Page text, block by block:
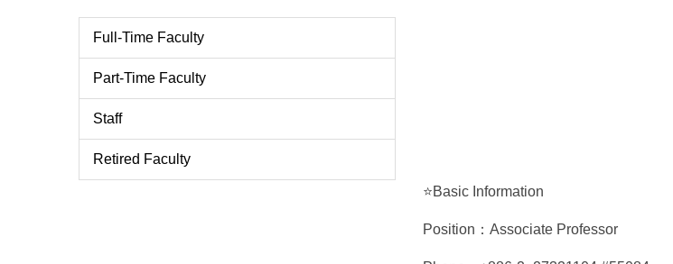
Full-Time Faculty
Part-Time Faculty
Staff
Retired Faculty
⭐Basic Information
Position：Associate Professor